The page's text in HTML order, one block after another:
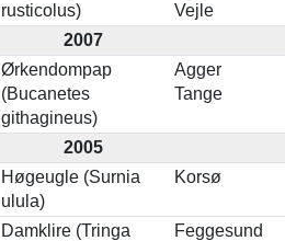
rusticolus)
Vejle
2007
Ørkendompap
(Bucanetes
githagineus)
Agger
Tange
2005
Høgeugle (Surnia
ulula)
Korsø
Damklire (Tringa
Feggesund